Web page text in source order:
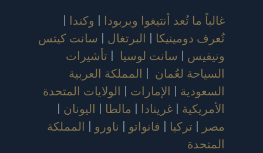
غالباً ما تُعد أنتيغوا وبربودا | وكندا |
تُعرف دومينيكا | البرتغال | سانت كيتس
ونيفيس | سانت لوسيا | تأشيرات
السياحة لعُمان | المملكة العربية
السعودية | الإمارات | الولايات المتحدة
الأمريكية | غرينادا | مالطا | اليونان |
مصر | تركيا | فانواتو | ناورو | المملكة
المتحدة